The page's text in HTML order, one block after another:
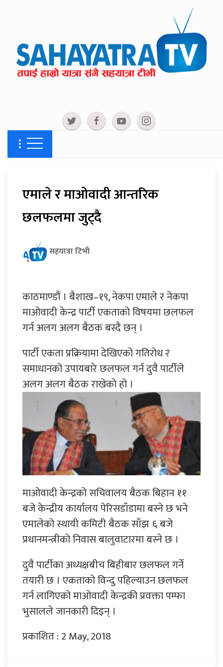
एमाले र माओवादी आन्तरिक
छलफलमा जुट्दै
सहयात्रा टिभी
काठमाण्डौं । बैशाख–१९, नेकपा एमाले र नेकपा
माओवादी केन्द्र पार्टी एकताको विषयमा छलफल
गर्न अलग अलग बैठक बस्दै छन् ।
पार्टी एकता प्रक्रियामा देखिएको गतिरोध र
समाधानको उपायबारे छलफल गर्न दुवै पार्टीले
अलग अलग बैठक राखेको हो ।
माओवादी केन्द्रको सचिवालय बैठक बिहान ११
बजे केन्द्रीय कार्यालय पेरिसडाँडामा बस्ने छ भने
एमालेको स्थायी कमिटी बैठक साँझ ६ बजे
प्रधानमन्त्रीको निवास बालुवाटारमा बस्ने छ ।
दुवै पार्टीका अध्यक्षबीच बिहीबार छलफल गर्ने
तयारी छ । एकताको विन्दु पहिल्याउन छलफल
गर्न लागिएको माओवादी केन्द्रकी प्रवक्ता पम्फा
भुसालले जानकारी दिइन् ।
प्रकाशित : 2 May, 2018